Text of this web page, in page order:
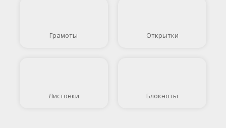
Грамоты Открытки
Листовки Блокноты